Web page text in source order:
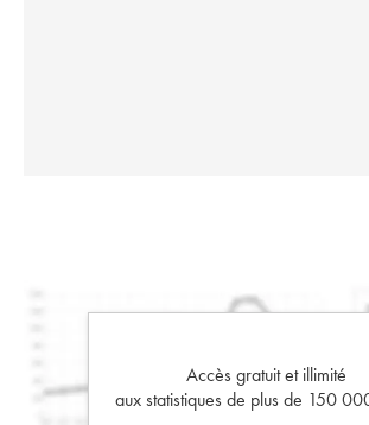
Accès gratuit et illimité
aux statistiques de plus de 150